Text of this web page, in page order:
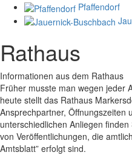
Pfaffendorf
Rathaus
Informationen aus dem Rathaus
Früher musste man wegen jeder
heute stellt das Rathaus
Ansprechpartner, Öffnungszeiten
unterschiedlichen Anliegen
von Veröffentlichungen, die
Amtsblatt” erfolgt sind.